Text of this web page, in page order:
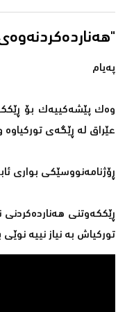
"هەناردەكردنەوەی نەوت لە ڕێى تورکیاوە پەیوەندییەکانی هەولێر و بەغداد بەهێز دەكات"
پەیام
وەك پێشەكییەك بۆ
عێراق لە ڕێگەی توركیاوە
ڕۆژنامەنووسێکى بوارى
توركیاش بە نیاز نییە نوێی